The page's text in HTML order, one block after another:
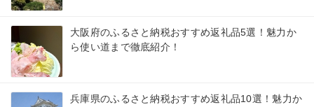
大阪府のふるさと納税おすすめ返礼品5選！魅力か
ら使い道まで徹底紹介！
兵庫県のふるさと納税おすすめ返礼品10選！魅力か